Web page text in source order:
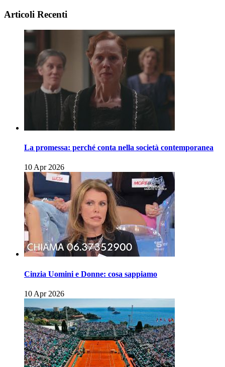
Articoli Recenti
La promessa: perché conta nella società contemporanea
10 Apr 2026
Cinzia Uomini e Donne: cosa sappiamo
10 Apr 2026